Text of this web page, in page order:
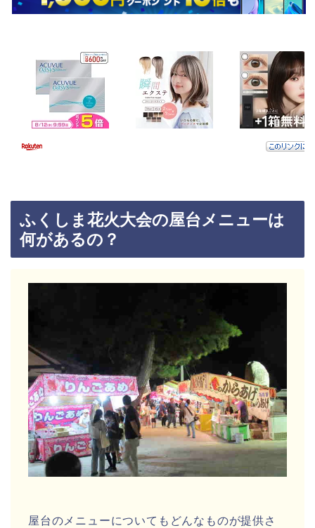
ふくしま花火大会の屋台メニューは
何があるの？
屋台のメニューについてもどんなものが提供さ